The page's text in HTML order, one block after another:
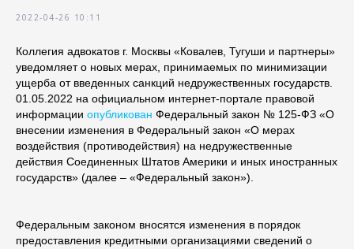
2022-04-26 10:11
Коллегия адвокатов г. Москвы «Ковалев, Тугуши и партнеры»
уведомляет о новых мерах, принимаемых по минимизации
ущерба от введенных санкций недружественных государств.
01.05.2022 на официальном интернет-портале правовой
информации опубликован Федеральный закон № 125-ФЗ «О
внесении изменения в Федеральный закон «О мерах
воздействия (противодействия) на недружественные
действия Соединенных Штатов Америки и иных иностранных
государств» (далее – «Федеральный закон»).
Федеральным законом вносятся изменения в порядок
предоставления кредитными организациями сведений о